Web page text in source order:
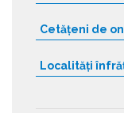
Cetățeni de
Localități